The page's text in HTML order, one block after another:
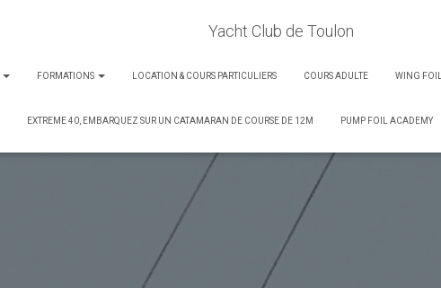
Yacht Club de Toulon
FORMATIONS LOCATION & COURS PARTICULIERS COURS ADULTE WING FOIL
EXTREME 40, EMBARQUEZ SUR UN CATAMARAN DE COURSE DE 12M PUMP FOIL ACADEMY